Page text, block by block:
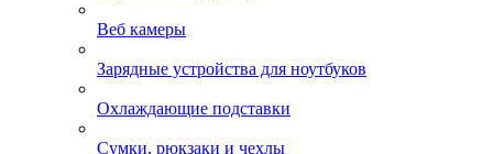
Веб камеры
Зарядные устройства для ноутбуков
Охлаждающие подставки
Сумки, рюкзаки и чехлы